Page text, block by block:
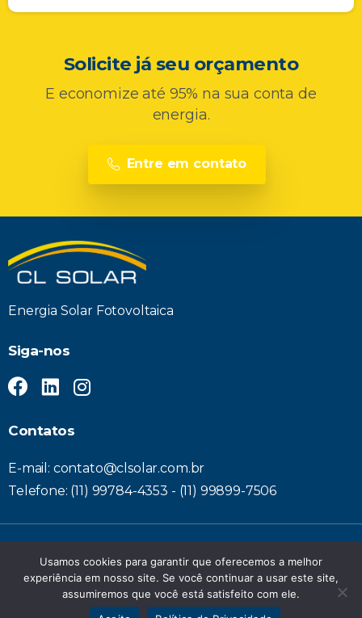
Solicite já seu orçamento
E economize até 95% na sua conta de
energia.
Entre em contato
Energia Solar Fotovoltaica
Siga-nos
Contatos
E-mail: contato@clsolar.com.br
Telefone: (11) 99784-4353 - (11) 99899-7506
Marketing
Usamos cookies para garantir que oferecemos a melhor
experiência em nosso site. Se você continuar a usar este site,
assumiremos que você está satisfeito com ele.